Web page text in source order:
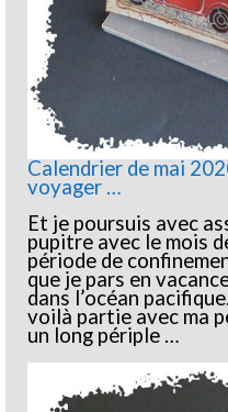
Calendrier de mai
voyager …
Et je poursuis avec
pupitre avec le mois
période de
que je pars en
dans l’océan
voilà partie avec ma
un long périple …